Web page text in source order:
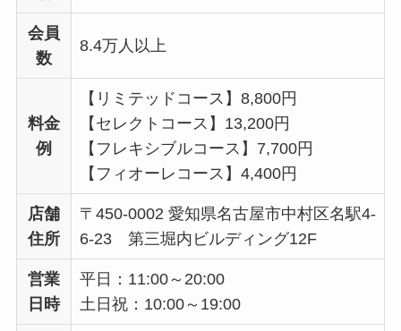
会員
数
8.4万人以上
料金
例
【リミテッドコース】8,800円
【セレクトコース】13,200円
【フレキシブルコース】7,700円
【フィオーレコース】4,400円
店舗
住所
〒450-0002 愛知県名古屋市中村区名駅4-
6-23 第三堀内ビルディング12F
営業
日時
平日：11:00～20:00
土日祝：10:00～19:00